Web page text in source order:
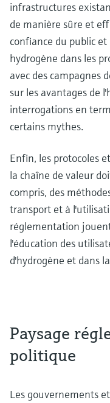
infrastructures
de manière sûre et
confiance du public
hydrogène dans les
avec des campagnes
sur les avantages de
interrogations en
certains mythes.
Enfin, les protocoles
la chaîne de valeur
compris, des
transport et à
réglementation
l'éducation des
d'hydrogène et dans
Paysage
politique
Les gouvernements